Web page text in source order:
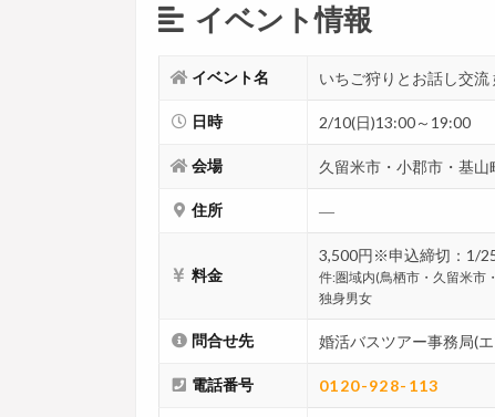
イベント情報
イベント名 いちご狩りとお話し交流
日時 2/10(日)13:00～19:00
会場 久留米市・小郡市・基山
住所 ―
料金
3,500円※申込締切：1/
件:圏域内(鳥栖市・久留米市
独身男女
問合せ先 婚活バスツアー事務局(
電話番号 0120-928-113